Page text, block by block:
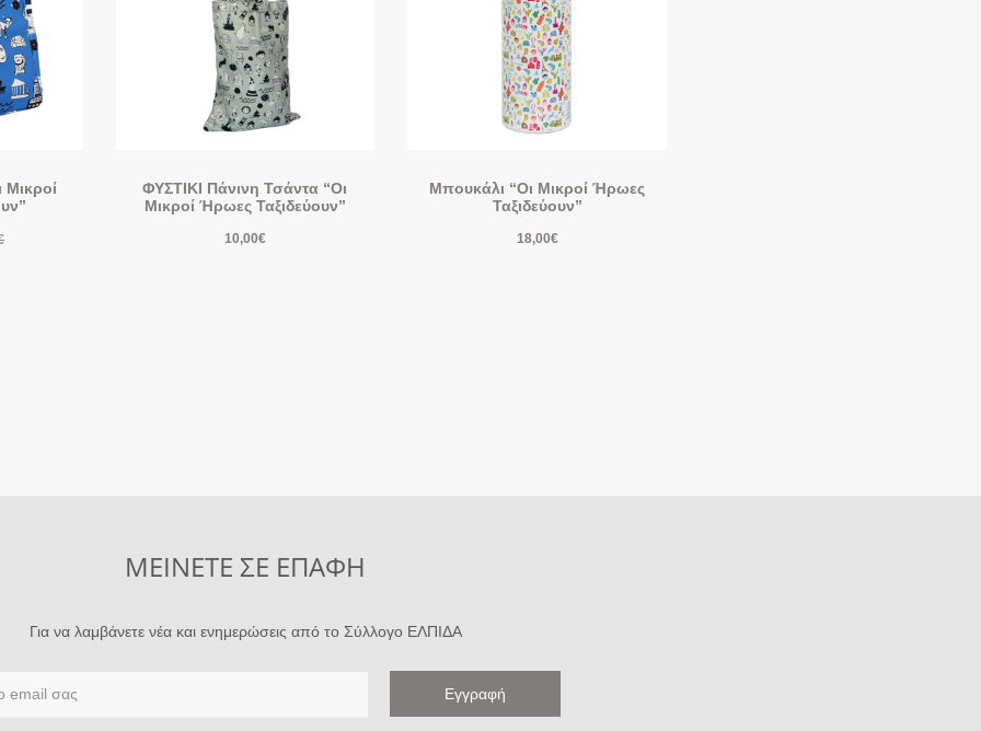
ΦΥΣΤΙΚΙ Πάνινη Τσάντα “Οι
Μικροί Ήρωες Ταξιδεύουν”
10,00€
Μπουκάλι “Οι Μικροί Ήρωες
Ταξιδεύουν”
18,00€
ΜΕΙΝΕΤΕ ΣΕ ΕΠΑΦΗ
Για να λαμβάνετε νέα και ενημερώσεις από το Σύλλογο ΕΛΠΙΔΑ